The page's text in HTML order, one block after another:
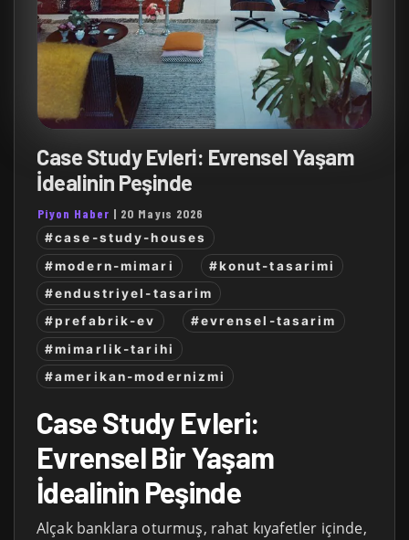
Case Study Evleri: Evrensel Yaşam
İdealinin Peşinde
Piyon Haber | 20 Mayıs 2026
#case-study-houses
#modern-mimari
#konut-tasarimi
#endustriyel-tasarim
#prefabrik-ev
#evrensel-tasarim
#mimarlik-tarihi
#amerikan-modernizmi
Case Study Evleri:
Evrensel Bir Yaşam
İdealinin Peşinde
Alçak banklara oturmuş, rahat kıyafetler içinde,